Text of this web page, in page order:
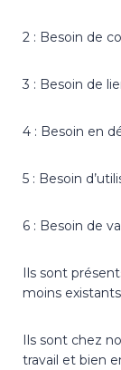
2 : Besoin de
3 : Besoin de
4 : Besoin en
5 : Besoin
6 : Besoin de
Ils sont
moins
Ils sont chez
travail et bien